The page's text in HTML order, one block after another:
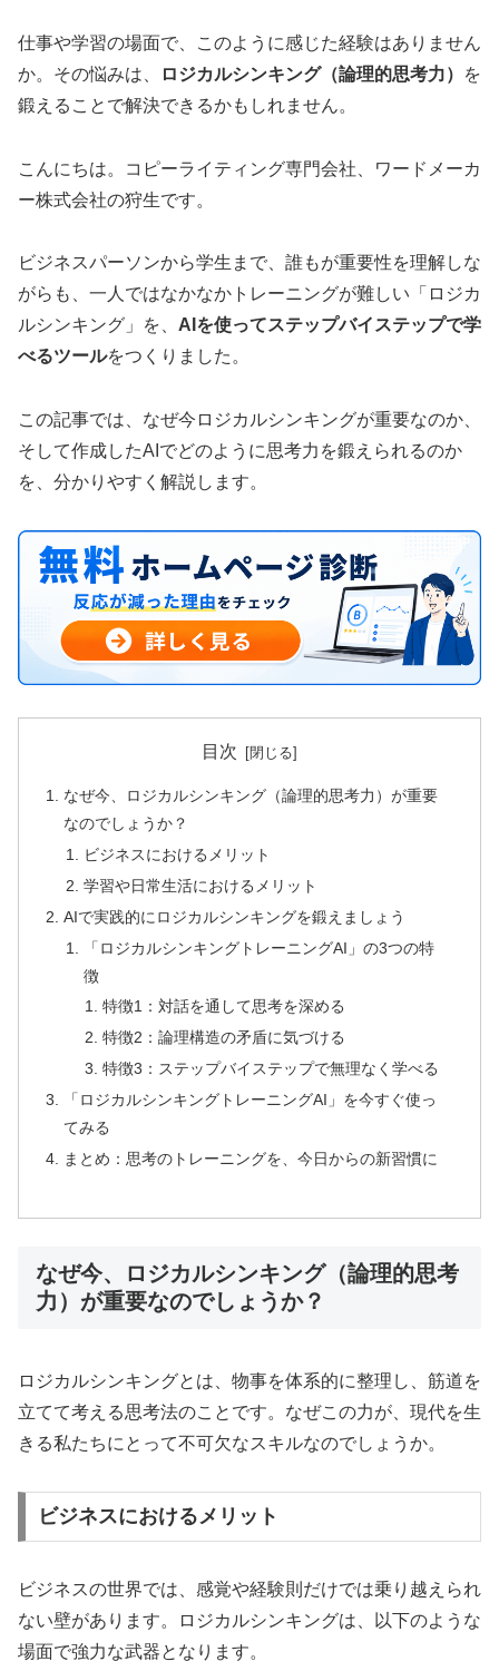
仕事や学習の場面で、このように感じた経験はありません
か。その悩みは、
ロジカルシンキング（論理的思考力）
を
鍛えることで解決できるかもしれません。
こんにちは。コピーライティング専門会社、ワードメーカ
ー株式会社の狩生です。
ビジネスパーソンから学生まで、誰もが重要性を理解しな
がらも、一人ではなかなかトレーニングが難しい「ロジカ
ルシンキング」を、 AIを使ってステップバイステップで学
べるツールをつくりました。
この記事では、なぜ今ロジカルシンキングが重要なのか、
そして作成したAIでどのように思考力を鍛えられるのか
を、分かりやすく解説します。
目次
なぜ今、ロジカルシンキング（論理的思考力）が重要
なのでしょうか？
ビジネスにおけるメリット
学習や日常生活におけるメリット
AIで実践的にロジカルシンキングを鍛えましょう
「ロジカルシンキングトレーニングAI」の3つの特
徴
特徴1：対話を通して思考を深める
特徴2：論理構造の矛盾に気づける
特徴3：ステップバイステップで無理なく学べる
「ロジカルシンキングトレーニングAI」を今すぐ使っ
てみる
まとめ：思考のトレーニングを、今日からの新習慣に
なぜ今、ロジカルシンキング（論理的思考
力）が重要なのでしょうか？
ロジカルシンキングとは、物事を体系的に整理し、筋道を
立てて考える思考法のことです。なぜこの力が、現代を生
きる私たちにとって不可欠なスキルなのでしょうか。
ビジネスにおけるメリット
ビジネスの世界では、感覚や経験則だけでは乗り越えられ
ない壁があります。ロジカルシンキングは、以下のような
場面で強力な武器となります。